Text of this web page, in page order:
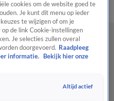
Tip de redactiePanelVideo's
cookies om de website goed te
Je kunt dit menu op ieder
te wijzigen of om je
de link Cookie-instellingen
Je selecties zullen overal
doorgevoerd. Raadpleeg
informatie.
Bekijk hier onze
Altijd actief